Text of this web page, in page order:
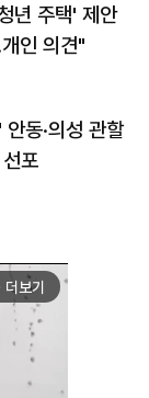
년 주택' 제안
인 의견"
동·의성 관할
포
더보기